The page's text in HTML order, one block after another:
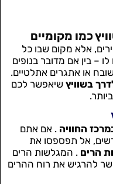
כמו מקומיים
אלא מקום שבו כל
– בין אם מדובר בנופים
או אתגרים אתלטיים.
בשוויץ שיאפשר לכם
החוויה . אם אתם
אל תפספסו את
הרים . המגלשות הרים
להרגיש את רוח ההרים